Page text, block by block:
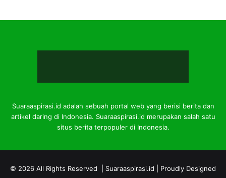
Suaraaspirasi.id adalah sebuah portal web yang berisi berita dan
artikel daring di Indonesia. Suaraaspirasi.id merupakan salah satu
situs berita terpopuler di Indonesia.
© 2026 All Rights Reserved | Suaraaspirasi.id | Proudly Designed